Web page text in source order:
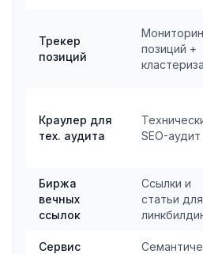
Трекер
позиций
позиций +
Краулер для
тех. аудита
SEO-аудит
Биржа
вечных
ссылок
Ссылки и
статьи для
Сервис